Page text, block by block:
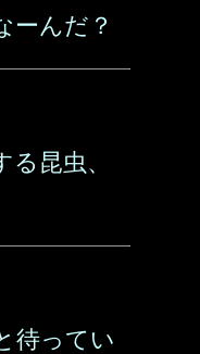
ーんだ？
昆虫、
待ってい